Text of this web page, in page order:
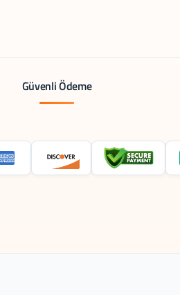
Güvenli Ödeme